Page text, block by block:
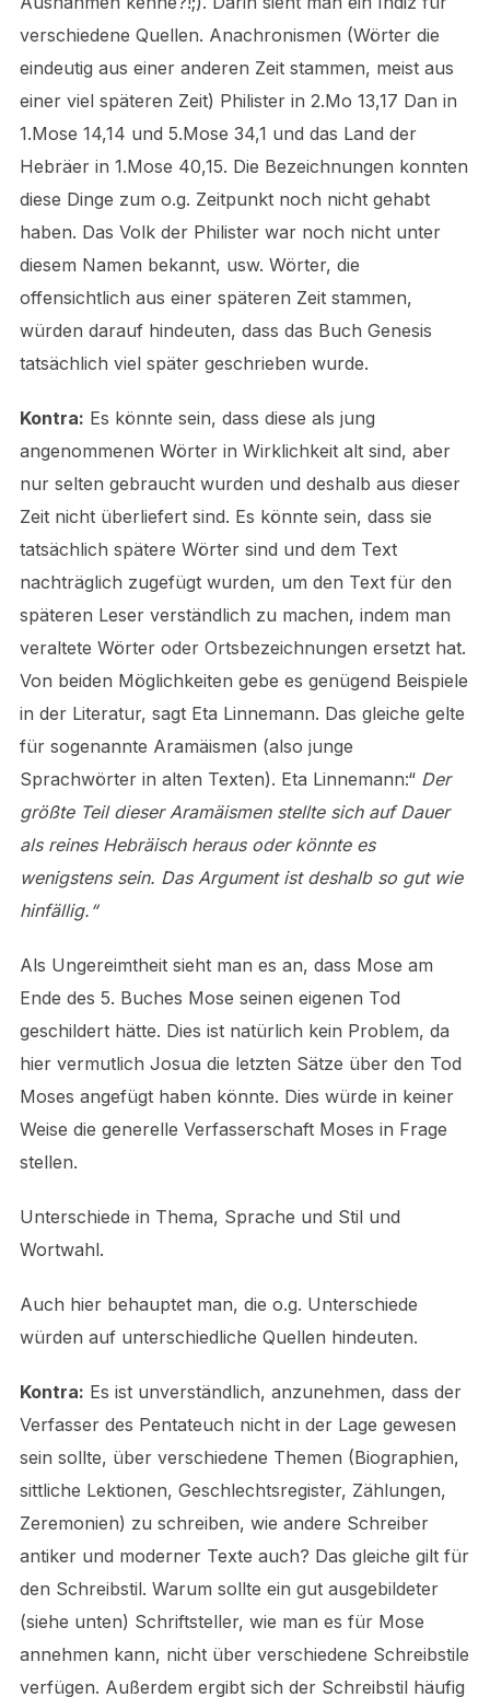
verschiedene Quellen. Anachronismen (Wörter die
eindeutig aus einer anderen Zeit stammen, meist aus
einer viel späteren Zeit) Philister in 2.Mo 13,17 Dan in
1.Mose 14,14 und 5.Mose 34,1 und das Land der
Hebräer in 1.Mose 40,15. Die Bezeichnungen konnten
diese Dinge zum o.g. Zeitpunkt noch nicht gehabt
haben. Das Volk der Philister war noch nicht unter
diesem Namen bekannt, usw. Wörter, die
offensichtlich aus einer späteren Zeit stammen,
würden darauf hindeuten, dass das Buch Genesis
tatsächlich viel später geschrieben wurde.
Kontra: Es könnte sein, dass diese als jung
angenommenen Wörter in Wirklichkeit alt sind, aber
nur selten gebraucht wurden und deshalb aus dieser
Zeit nicht überliefert sind. Es könnte sein, dass sie
tatsächlich spätere Wörter sind und dem Text
nachträglich zugefügt wurden, um den Text für den
späteren Leser verständlich zu machen, indem man
veraltete Wörter oder Ortsbezeichnungen ersetzt hat.
Von beiden Möglichkeiten gebe es genügend Beispiele
in der Literatur, sagt Eta Linnemann. Das gleiche gelte
für sogenannte Aramäismen (also junge
Sprachwörter in alten Texten). Eta Linnemann:“ Der
größte Teil dieser Aramäismen stellte sich auf Dauer
als reines Hebräisch heraus oder könnte es
wenigstens sein. Das Argument ist deshalb so gut wie
hinfällig.“
Als Ungereimtheit sieht man es an, dass Mose am
Ende des 5. Buches Mose seinen eigenen Tod
geschildert hätte. Dies ist natürlich kein Problem, da
hier vermutlich Josua die letzten Sätze über den Tod
Moses angefügt haben könnte. Dies würde in keiner
Weise die generelle Verfasserschaft Moses in Frage
stellen.
Unterschiede in Thema, Sprache und Stil und
Wortwahl.
Auch hier behauptet man, die o.g. Unterschiede
würden auf unterschiedliche Quellen hindeuten.
Kontra: Es ist unverständlich, anzunehmen, dass der
Verfasser des Pentateuch nicht in der Lage gewesen
sein sollte, über verschiedene Themen (Biographien,
sittliche Lektionen, Geschlechtsregister, Zählungen,
Zeremonien) zu schreiben, wie andere Schreiber
antiker und moderner Texte auch? Das gleiche gilt für
den Schreibstil. Warum sollte ein gut ausgebildeter
(siehe unten) Schriftsteller, wie man es für Mose
annehmen kann, nicht über verschiedene Schreibstile
verfügen. Außerdem ergibt sich der Schreibstil häufig